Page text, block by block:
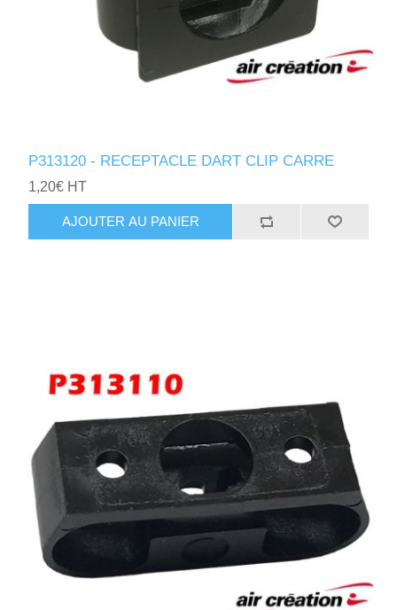
P313120 - RECEPTACLE DART CLIP CARRE
1,20€ HT
AJOUTER AU PANIER